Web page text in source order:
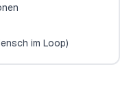
im Loop)